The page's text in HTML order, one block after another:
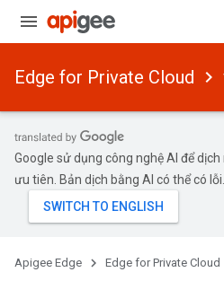
Edge for Private Cloud
Google sử dụng công nghệ AI để
ưu tiên. Bản dịch bằng AI có thể có lỗi.
Apigee Edge Edge for Private Cloud